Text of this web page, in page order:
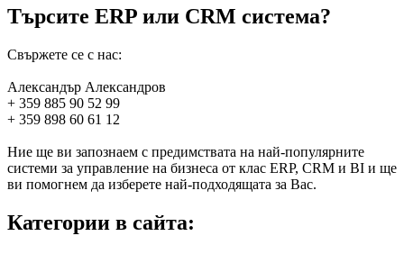
Търсите ERP или CRM система?
Свържете се с нас:
Александър Александров
+ 359 885 90 52 99
+ 359 898 60 61 12
Ние ще ви запознаем с предимствата на най-популярните
системи за управление на бизнеса от клас ERP, CRM и BI и ще
ви помогнем да изберете най-подходящата за Вас.
Категории в сайта: